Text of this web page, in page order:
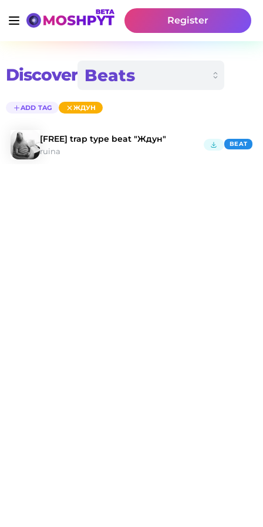
Register
Discover
ADD TAG ЖДУН
[FREE] trap type beat "Ждун"
ruina
BEAT